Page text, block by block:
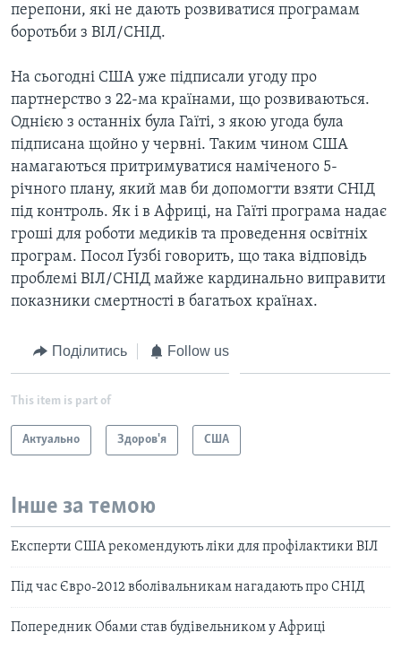
перепони, які не дають розвиватися програмам
боротьби з ВІЛ/СНІД.
На сьогодні США уже підписали угоду про
партнерство з 22-ма країнами, що розвиваються.
Однією з останніх була Гаїті, з якою угода була
підписана щойно у червні. Таким чином США
намагаються притримуватися наміченого 5-
річного плану, який мав би допомогти взяти СНІД
під контроль. Як і в Африці, на Гаїті програма надає
гроші для роботи медиків та проведення освітніх
програм. Посол Ґузбі говорить, що така відповідь
проблемі ВІЛ/СНІД майже кардинально виправити
показники смертності в багатьох країнах.
Поділитись Follow us
This item is part of
Актуально Здоров'я США
Інше за темою
Експерти США рекомендують ліки для профілактики ВІЛ
Під час Євро-2012 вболівальникам нагадають про СНІД
Попередник Обами став будівельником у Африці